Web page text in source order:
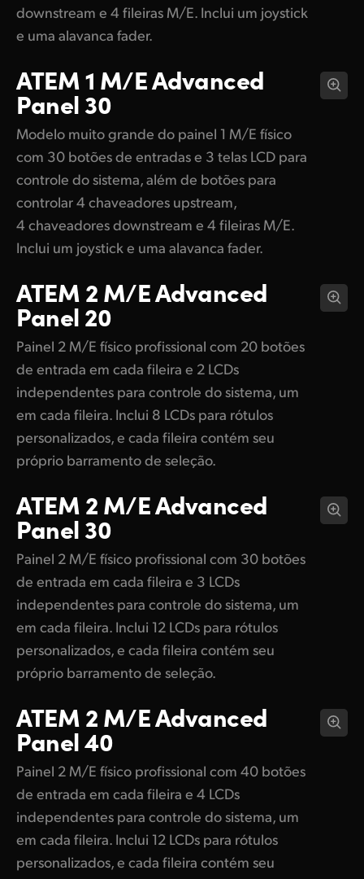
downstream e 4 fileiras M/E. Inclui um joystick
e uma alavanca fader.
ATEM 1 M/EAdvanced
Panel 30
Modelo muito grande do painel 1 M/E físico
com 30 botões de entradas e 3 telas LCD para
controle do sistema, além de botões para
controlar 4 chaveadores upstream,
4 chaveadores downstream e 4 fileiras M/E.
Inclui um joystick e uma alavanca fader.
ATEM 2 M/EAdvanced
Panel 20
Painel 2 M/E físico profissional com 20 botões
de entrada em cada fileira e 2 LCDs
independentes para controle do sistema, um
em cada fileira. Inclui 8 LCDs para rótulos
personalizados, e cada fileira contém seu
próprio barramento de seleção.
ATEM 2 M/EAdvanced
Panel 30
Painel 2 M/E físico profissional com 30 botões
de entrada em cada fileira e 3 LCDs
independentes para controle do sistema, um
em cada fileira. Inclui 12 LCDs para rótulos
personalizados, e cada fileira contém seu
próprio barramento de seleção.
ATEM 2 M/EAdvanced
Panel 40
Painel 2 M/E físico profissional com 40 botões
de entrada em cada fileira e 4 LCDs
independentes para controle do sistema, um
em cada fileira. Inclui 12 LCDs para rótulos
personalizados, e cada fileira contém seu